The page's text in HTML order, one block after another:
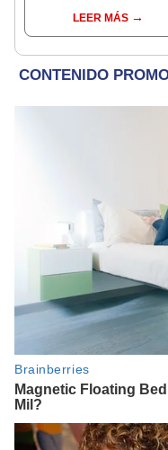
hasta las 7 p.m.
LEER MÁS